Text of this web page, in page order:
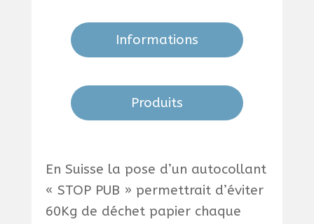
Informations
Produits
En Suisse la pose d’un autocollant
« STOP PUB » permettrait d’éviter
60Kg de déchet papier chaque